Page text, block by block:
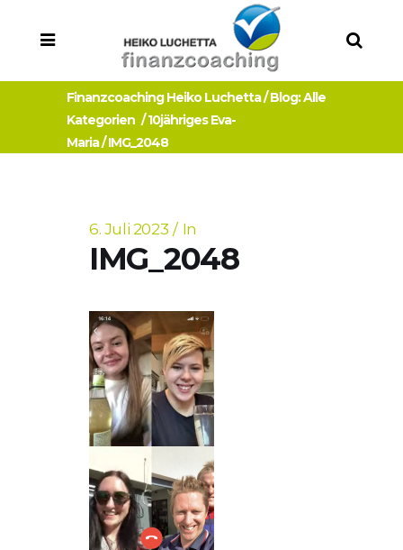
Finanzcoaching Heiko Luchetta/Blog: Alle
Kategorien /10jähriges Eva-
Maria/IMG_2048
6. Juli 2023 In
IMG_2048